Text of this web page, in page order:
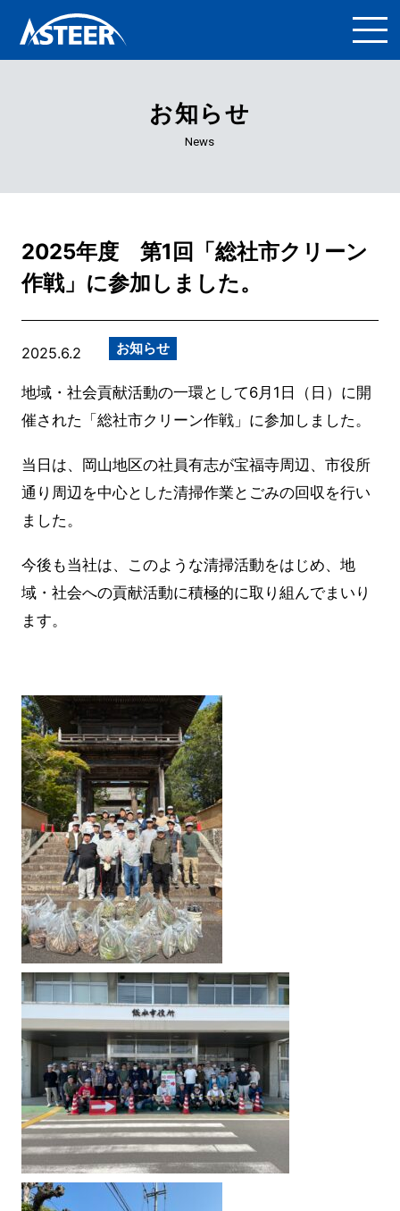
お知らせ
News
2025年度 第1回「総社市クリーン
作戦」に参加しました。
2025.6.2 お知らせ
地域・社会貢献活動の一環として6月1日（日）に開
催された「総社市クリーン作戦」に参加しました。
当日は、岡山地区の社員有志が宝福寺周辺、市役所
通り周辺を中心とした清掃作業とごみの回収を行い
ました。
今後も当社は、このような清掃活動をはじめ、地
域・社会への貢献活動に積極的に取り組んでまいり
ます。